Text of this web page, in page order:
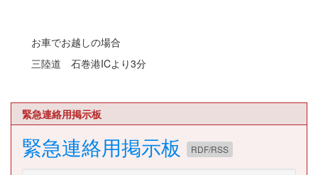
お車でお越しの場合
三陸道 石巻港ICより3分
緊急連絡用掲示板
緊急連絡用掲示板 RDF/RSS